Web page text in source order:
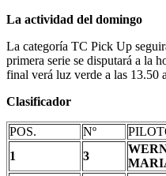
La actividad del domingo
La categoría TC Pick Up
primera serie se disputará a la
final verá luz verde a las 13.50
Clasificador
POS. Nº
1
3